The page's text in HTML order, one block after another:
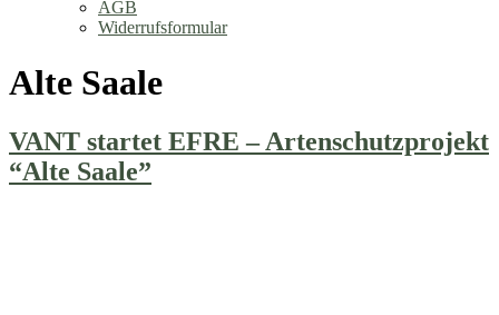
AGB
Widerrufsformular
Alte Saale
VANT startet EFRE – Artenschutzprojekt
“Alte Saale”